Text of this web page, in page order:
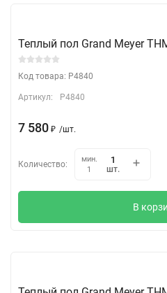
Теплый пол Grand Meyer
Код товара: P4840
Артикул: P4840
7 580 ₽ /шт.
Количество:
мин.
1
шт.
В